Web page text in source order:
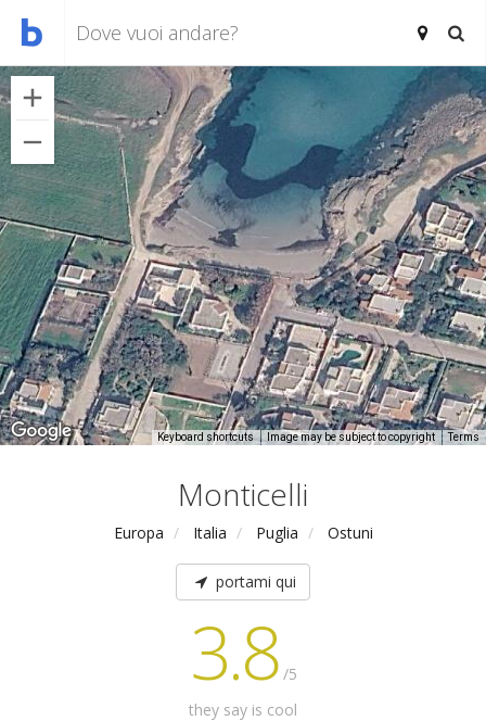
Keyboard shortcuts Image may be subject to copyright Terms
Monticelli
Europa Italia Puglia Ostuni
portami qui
3.8 /5
they say is cool